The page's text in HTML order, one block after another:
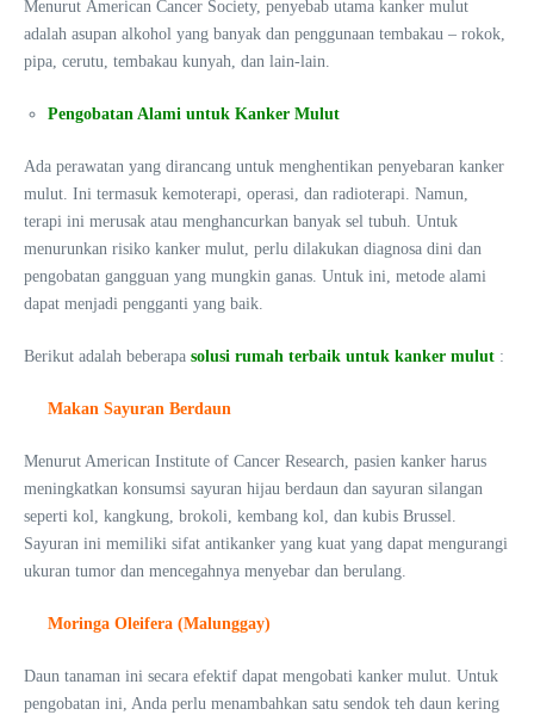
Menurut American Cancer Society, penyebab utama kanker mulut
adalah asupan alkohol yang banyak dan penggunaan tembakau – rokok,
pipa, cerutu, tembakau kunyah, dan lain-lain.
Pengobatan Alami untuk Kanker Mulut
Ada perawatan yang dirancang untuk menghentikan penyebaran kanker
mulut. Ini termasuk kemoterapi, operasi, dan radioterapi. Namun,
terapi ini merusak atau menghancurkan banyak sel tubuh. Untuk
menurunkan risiko kanker mulut, perlu dilakukan diagnosa dini dan
pengobatan gangguan yang mungkin ganas. Untuk ini, metode alami
dapat menjadi pengganti yang baik.
Berikut adalah beberapa solusi rumah terbaik untuk kanker mulut :
Makan Sayuran Berdaun
Menurut American Institute of Cancer Research, pasien kanker harus
meningkatkan konsumsi sayuran hijau berdaun dan sayuran silangan
seperti kol, kangkung, brokoli, kembang kol, dan kubis Brussel.
Sayuran ini memiliki sifat antikanker yang kuat yang dapat mengurangi
ukuran tumor dan mencegahnya menyebar dan berulang.
Moringa Oleifera (Malunggay)
Daun tanaman ini secara efektif dapat mengobati kanker mulut. Untuk
pengobatan ini, Anda perlu menambahkan satu sendok teh daun kering